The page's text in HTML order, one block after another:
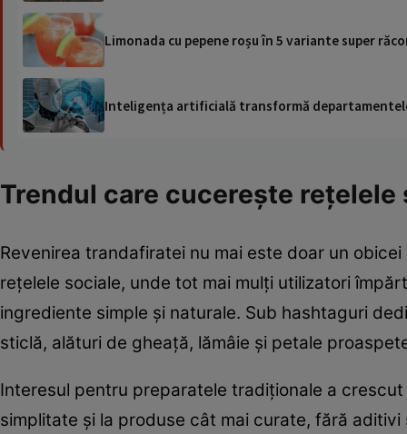
Limonada cu pepene roșu în 5 variante super
Inteligența artificială transformă
Trendul care cucerește rețelele
Revenirea trandafiratei nu mai este doar un
rețelele sociale, unde tot mai mulți utilizatori
ingrediente simple și naturale. Sub hashtaguri
sticlă, alături de gheață, lămâie și petale
Interesul pentru preparatele tradiționale a
simplitate și la produse cât mai curate, fără